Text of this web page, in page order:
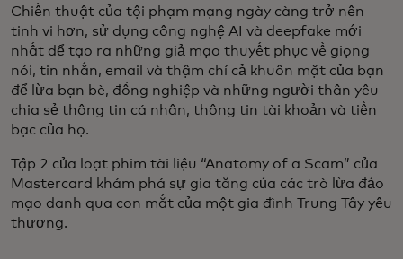
Chiến thuật của tội phạm mạng ngày càng trở nên
tinh vi hơn, sử dụng công nghệ AI và deepfake mới
nhất để tạo ra những giả mạo thuyết phục về giọng
nói, tin nhắn, email và thậm chí cả khuôn mặt của bạn
để lừa bạn bè, đồng nghiệp và những người thân yêu
chia sẻ thông tin cá nhân, thông tin tài khoản và tiền
bạc của họ.
Tập 2 của loạt phim tài liệu “Anatomy of a Scam” của
Mastercard khám phá sự gia tăng của các trò lừa đảo
mạo danh qua con mắt của một gia đình Trung Tây yêu
thương.